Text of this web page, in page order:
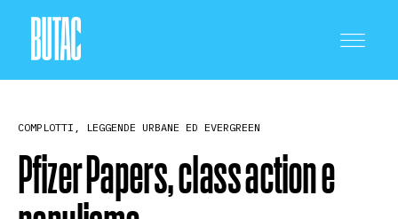
COMPLOTTI, LEGGENDE URBANE ED EVERGREEN
Pfizer Papers, class action e